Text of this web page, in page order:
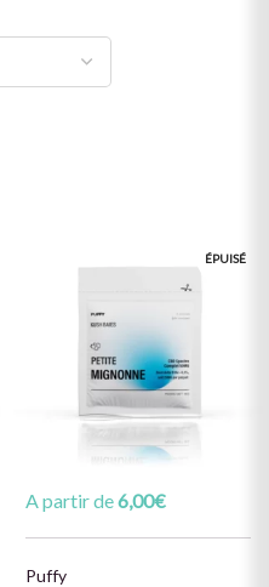
ÉPUISÉ
A partir de6,00€
Puffy